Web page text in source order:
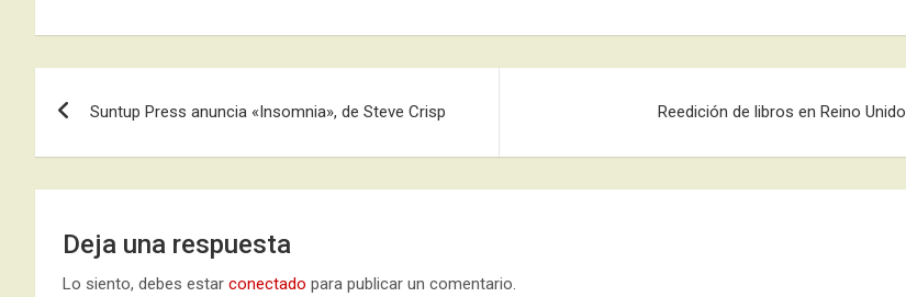
entradas
Suntup Press anuncia «Insomnia», de Steve Crisp Reedición de libros en Reino Unido
Deja una respuesta
Lo siento, debes estar conectado para publicar un comentario.